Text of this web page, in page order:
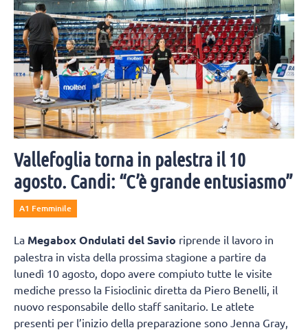
Vallefoglia torna in palestra il 10
agosto. Candi: “C’è grande entusiasmo”
A1 Femminile
La Megabox Ondulati del Savio riprende il lavoro in
palestra in vista della prossima stagione a partire da
lunedì 10 agosto, dopo avere compiuto tutte le visite
mediche presso la Fisioclinic diretta da Piero Benelli, il
nuovo responsabile dello staff sanitario. Le atlete
presenti per l’inizio della preparazione sono Jenna Gray,